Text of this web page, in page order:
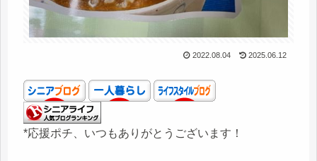
2022.08.04 2025.06.12
*応援ポチ、いつもありがとうございます！